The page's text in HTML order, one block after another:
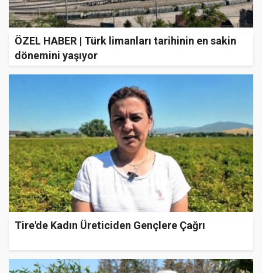
ÖZEL HABER | Türk limanları tarihinin en sakin
dönemini yaşıyor
Tire'de Kadın Üreticiden Gençlere Çağrı